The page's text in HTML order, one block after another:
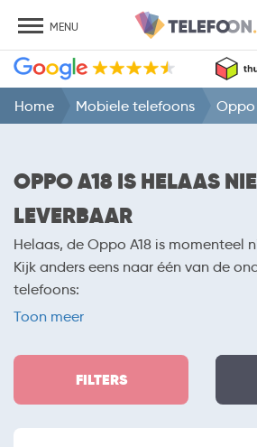
MENU
Home Mobiele telefoons Oppo
OPPO A18 IS HELAAS
LEVERBAAR
Helaas, de Oppo A18 is momenteel
Kijk anders eens naar één van de
telefoons:
-Oppo A40 met abonnement
-Oppo Find X9 Ultra met
Oppo A60 met abonnement
-Oppo A6 met abonnement
Toon meer
FILTERS